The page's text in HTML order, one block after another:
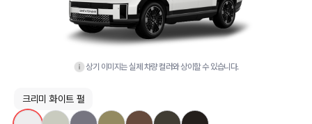
상기 이미지는 실제 차량 컬러와 상이할 수 있습니다.
크리미 화이트 펄